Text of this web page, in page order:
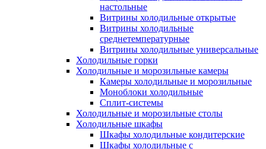
настольные
Витрины холодильные открытые
Витрины холодильные
среднетемпературные
Витрины холодильные универсальные
Холодильные горки
Холодильные и морозильные камеры
Камеры холодильные и морозильные
Моноблоки холодильные
Сплит-системы
Холодильные и морозильные столы
Холодильные шкафы
Шкафы холодильные кондитерские
Шкафы холодильные с